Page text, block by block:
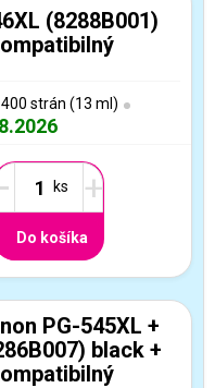
(8288B001)
strán (13 ml)
+
Do košíka
PG-545XL +
black +